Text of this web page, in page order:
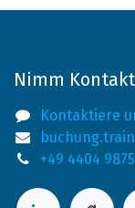
Nimm
Kontaktiere
+49 4404